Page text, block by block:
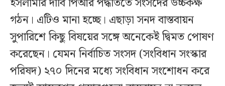
গঠন। এটিও মানা হচ্ছে। এছাড়া সনদ বাস্তবায়ন
সুপারিশে কিছু বিষয়ের সঙ্গে অনেকেই দ্বিমত পোষণ
করেছেন। যেমন নির্বাচিত সংসদ (সংবিধান সংস্কার
পরিষদ) ২৭০ দিনের মধ্যে সংবিধান সংশোধন করে